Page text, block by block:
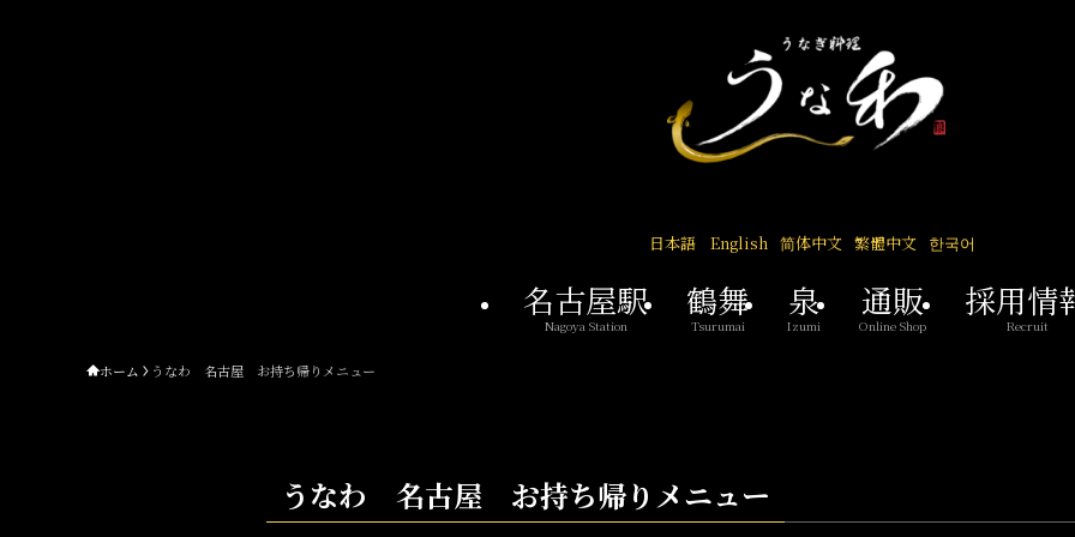
名古屋駅
Nagoya Station
鶴舞
Tsurumai
泉
Izumi
通販
Online Shop
採用情
Recruit
English
日本語 한국어
简体中文 繁體中文
ホーム うなわ 名古屋 お持ち帰りメニュー
うなわ 名古屋 お持ち帰りメニュー